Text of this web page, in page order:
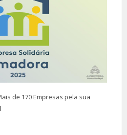
de 170 Empresas pela sua